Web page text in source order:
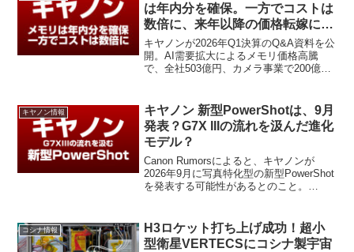
は年内分を確保。一方でコストは
数倍に、来年以降の価格転嫁に含
み
キヤノンが2026年Q1決算のQ&A資料を公
開。AI需要拡大によるメモリ価格高騰
で、全社503億円、カメラ事業で200億円
スポット価格が契約の3倍に達する中、来
年以降の価格転嫁に含みを持たせる内容
です。
キヤノン情報
キヤノン 新型PowerShotは、9月
発表？G7X IIIの流れを汲んだ進化
モデル？
Canon Rumorsによると、キヤノンが
2026年9月に写真特化型の新型PowerShot
を発表する可能性があるとのこと。
るいレンズ搭載の噂について考察しま
す。
コシナ情報
H3ロケット打ち上げ成功！超小
型衛星VERTECSにコシナ製宇宙